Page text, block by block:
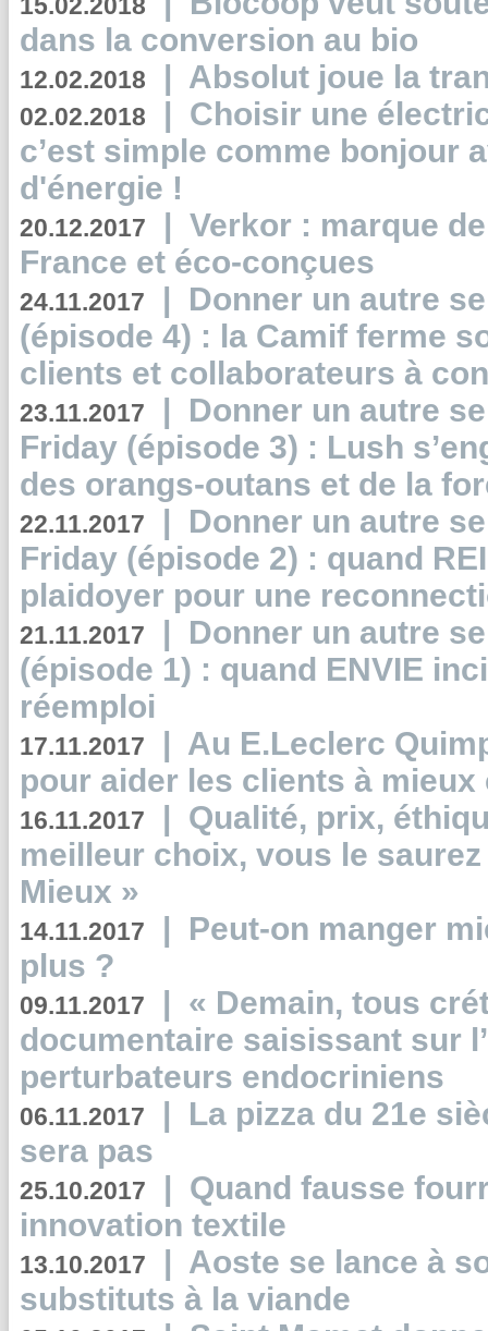
dans la conversion au bio
12.02.2018 | Absolut joue la
02.02.2018 | Choisir une
c’est simple comme bonjour
d'énergie !
20.12.2017 | Verkor : marque
France et éco-conçues
24.11.2017 | Donner un autre
(épisode 4) : la Camif ferme
clients et collaborateurs à
23.11.2017 | Donner un autre
Friday (épisode 3) : Lush
des orangs-outans et de la
22.11.2017 | Donner un autre
Friday (épisode 2) : quand
plaidoyer pour une
21.11.2017 | Donner un autre
(épisode 1) : quand ENVIE
réemploi
17.11.2017 | Au E.Leclerc
pour aider les clients à
16.11.2017 | Qualité, prix,
meilleur choix, vous le
Mieux »
14.11.2017 | Peut-on manger
plus ?
09.11.2017 | « Demain, tous
documentaire saisissant sur
perturbateurs endocriniens
06.11.2017 | La pizza du 21e
sera pas
25.10.2017 | Quand fausse
innovation textile
13.10.2017 | Aoste se lance à
substituts à la viande